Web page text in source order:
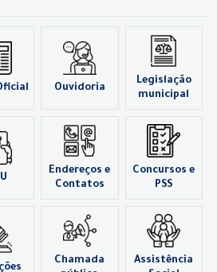
Ouvidoria
Legislação
municipal
Endereços e
Contatos
Concursos e
PSS
Chamada
Assistência